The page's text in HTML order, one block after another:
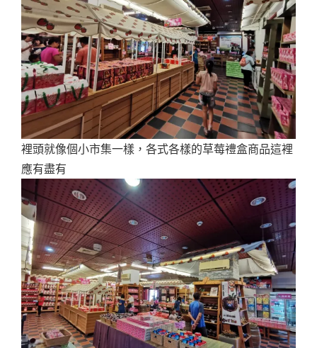
裡頭就像個小市集一樣，各式各樣的草莓禮盒商品這裡
應有盡有